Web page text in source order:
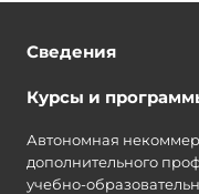
Сведения
Курсы и
Автономная
дополнительного
учебно-